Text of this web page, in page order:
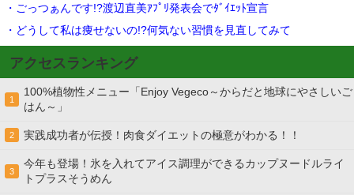
・ごっつぁんです!?渡辺直美ｱﾌﾟﾘ発表会でﾀﾞｲｴｯﾄ宣言
・どうして私は痩せないの!?何気ない習慣を見直してみて
アクセスランキング
1
100%植物性メニュー「Enjoy Vegeco～からだと地球にやさしいご
はん～」
2 実践成功者が伝授！肉食ダイエットの極意がわかる！！
3
今年も登場！氷を入れてアイス調理ができるカップヌードルライ
トプラスそうめん